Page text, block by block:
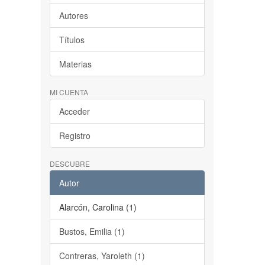
Autores
Títulos
Materias
MI CUENTA
Acceder
Registro
DESCUBRE
Autor
Alarcón, Carolina (1)
Bustos, Emilia (1)
Contreras, Yaroleth (1)